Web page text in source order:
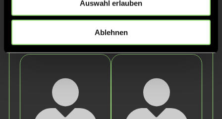
Auswahl erlauben
Ablehnen